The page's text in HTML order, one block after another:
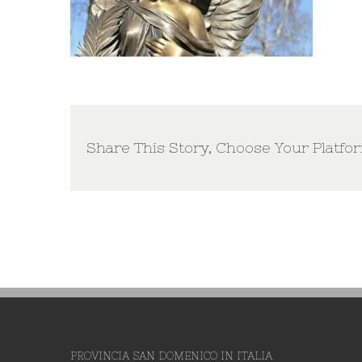
Share This Story, Choose Your
PROVINCIA SAN DOMENICO IN ITALIA